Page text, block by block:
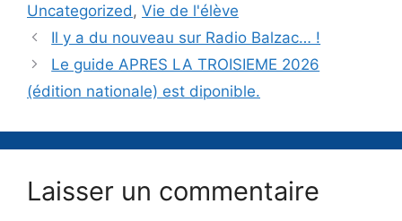
Uncategorized , Vie de l'élève
Il y a du nouveau sur Radio Balzac… !
Le guide APRES LA TROISIEME 2026
(édition nationale) est diponible.
Laisser un commentaire